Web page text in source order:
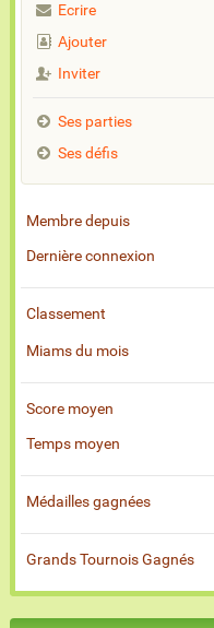
Ecrire
Ajouter
Inviter
Ses parties
Ses défis
Membre depuis
Dernière connexion
Classement
Miams du mois
Score moyen
Temps moyen
Médailles gagnées
Grands Tournois Gagnés